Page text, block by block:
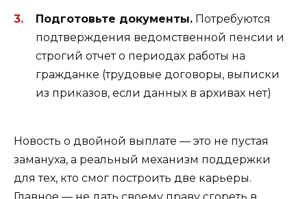
Подготовьте документы. Потребуются
подтверждения ведомственной пенсии и
строгий отчет о периодах работы на
гражданке (трудовые договоры, выписки
из приказов, если данных в архивах нет)
Новость о двойной выплате — это не пустая
замануха, а реальный механизм поддержки
для тех, кто смог построить две карьеры.